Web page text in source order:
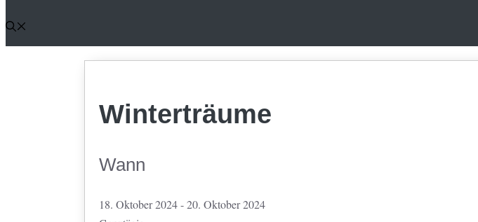
Winterträume
Wann
18. Oktober 2024 - 20. Oktober 2024